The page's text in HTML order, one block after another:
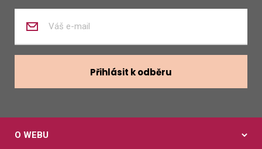
váš
mail
Přihlásit k odběru
O WEBU